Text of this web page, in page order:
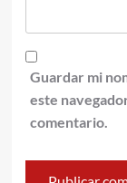
Guardar mi
este
comentario.